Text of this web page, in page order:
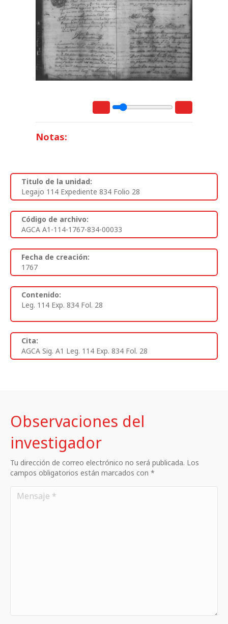
Notas:
Titulo de la unidad:
Legajo 114 Expediente 834 Folio 28
Código de archivo:
AGCA A1-114-1767-834-00033
Fecha de creación:
1767
Contenido:
Leg. 114 Exp. 834 Fol. 28
Cita:
AGCA Sig. A1 Leg. 114 Exp. 834 Fol. 28
Observaciones del
investigador
Tu dirección de correo electrónico no será publicada. Los
campos obligatorios están marcados con *